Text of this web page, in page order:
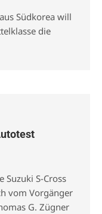
Südkorea will
die
Suzuki S-Cross
vom Vorgänger
G. Zügner